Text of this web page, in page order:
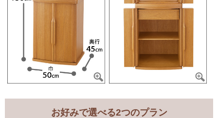
お好みで選べる2つのプラン